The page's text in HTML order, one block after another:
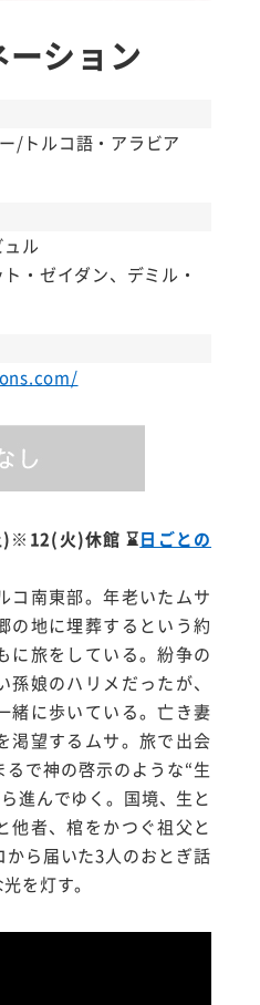
ション
/トルコ語・アラビア
ル
・ゼイダン、デミル・
)※12(火)休館⌛日ごとの
コ南東部。年老いたムサ
の地に埋葬するという約
に旅をしている。紛争の
娘のハリメだったが、
緒に歩いている。亡き妻
渇望するムサ。旅で出会
で神の啓示のような“生
進んでゆく。国境、生と
他者、棺をかつぐ祖父と
ら届いた3人のおとぎ話
を灯す。